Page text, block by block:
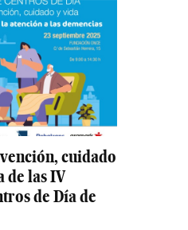
cuidado
de las IV
de Día de